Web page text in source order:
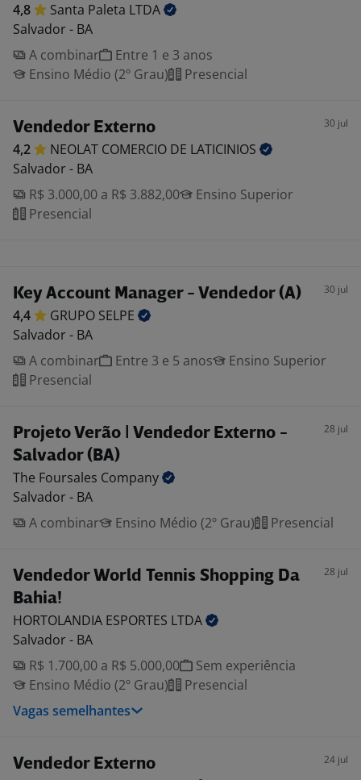
4,8 Santa Paleta LTDA
Salvador - BA
A combinar
Entre 1 e 3 anos
Ensino Médio (2º Grau)
Presencial
Vendedor Externo 30 jul
4,2 NEOLAT COMERCIO DE LATICINIOS
Salvador - BA
R$ 3.000,00 a R$ 3.882,00
Ensino Superior
Presencial
Key Account Manager - Vendedor (A) 30 jul
4,4 GRUPO SELPE
Salvador - BA
A combinar
Entre 3 e 5 anos
Ensino Superior
Presencial
Projeto Verão | Vendedor Externo -
Salvador (BA)
28 jul
The Foursales Company
Salvador - BA
A combinar
Ensino Médio (2º Grau) Presencial
Vendedor World Tennis Shopping Da
Bahia!
28 jul
HORTOLANDIA ESPORTES LTDA
Salvador - BA
R$ 1.700,00 a R$ 5.000,00
Sem experiência
Ensino Médio (2º Grau)
Presencial
Vagas semelhantes
Vendedor Externo 24 jul